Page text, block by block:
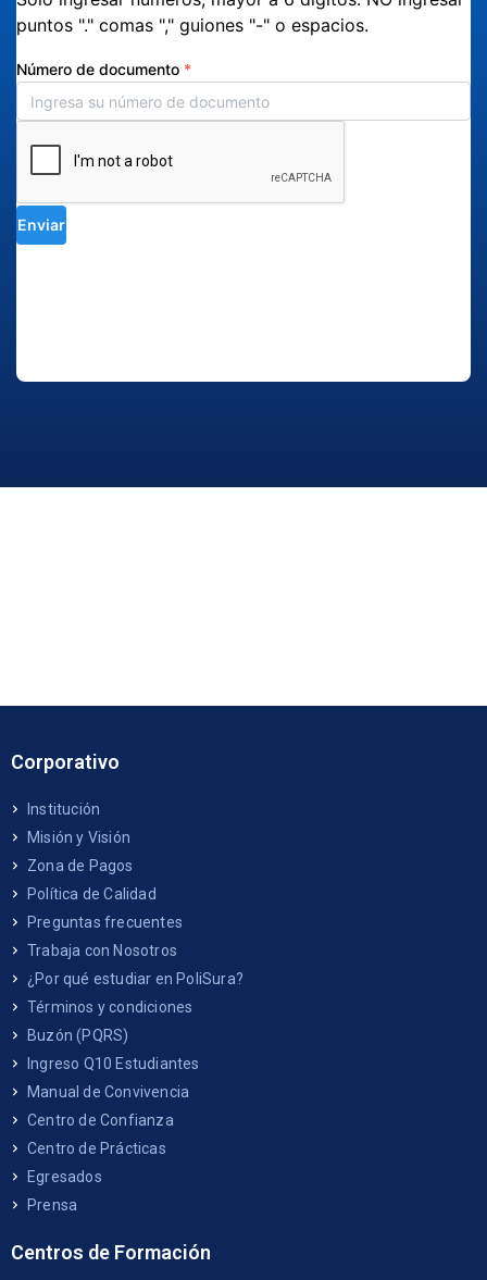
Corporativo
Institución
Misión y Visión
Zona de Pagos
Política de Calidad
Preguntas frecuentes
Trabaja con Nosotros
¿Por qué estudiar en PoliSura?
Términos y condiciones
Buzón (PQRS)
Ingreso Q10 Estudiantes
Manual de Convivencia
Centro de Confianza
Centro de Prácticas
Egresados
Prensa
Centros de Formación